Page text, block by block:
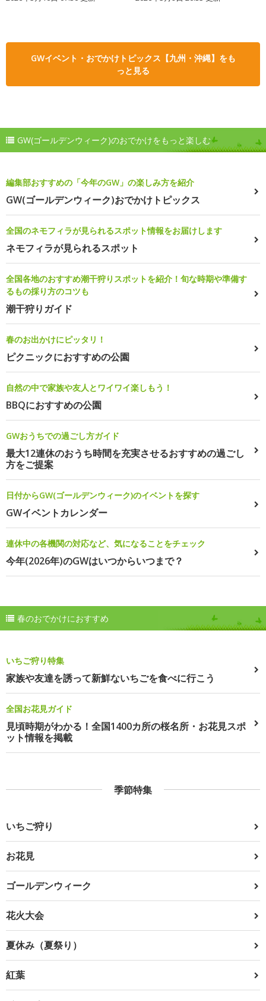
GWイベント・おでかけトピックス【九州・沖縄】をも
っと見る
GW(ゴールデンウィーク)のおでかけをもっと楽しむ
編集部おすすめの「今年のGW」の楽しみ方を紹介
GW(ゴールデンウィーク)おでかけトピックス
全国のネモフィラが見られるスポット情報をお届けします
ネモフィラが見られるスポット
全国各地のおすすめ潮干狩りスポットを紹介！旬な時期や準備す
るもの採り方のコツも
潮干狩りガイド
春のお出かけにピッタリ！
ピクニックにおすすめの公園
自然の中で家族や友人とワイワイ楽しもう！
BBQにおすすめの公園
GWおうちでの過ごし方ガイド
最大12連休のおうち時間を充実させるおすすめの過ごし
方をご提案
日付からGW(ゴールデンウィーク)のイベントを探す
GWイベントカレンダー
連休中の各機関の対応など、気になることをチェック
今年(2026年)のGWはいつからいつまで？
春のおでかけにおすすめ
いちご狩り特集
家族や友達を誘って新鮮ないちごを食べに行こう
全国お花見ガイド
見頃時期がわかる！全国1400カ所の桜名所・お花見スポ
ット情報を掲載
季節特集
いちご狩り
お花見
ゴールデンウィーク
花火大会
夏休み（夏祭り）
紅葉